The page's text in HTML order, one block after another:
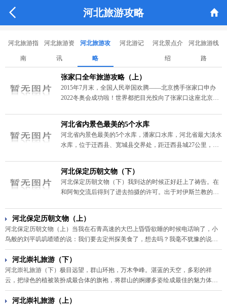
 河北旅游攻略 
河北旅游指
南
河北旅游资
讯
河北旅游攻
略
河北游记 河北景点介
绍
河北旅游线
路
张家口全年旅游攻略（上）
2015年7月末，全国人民举国欢腾——北京携手张家口申办
2022冬奥会成功啦！世界都把目光投向了张家口这座北京的
避暑胜地；冬季白雪皑皑整冬不化，拥有河北乃至北方最优
质的雪场。在冬奥举办地提前开游，体验一下张家口的旅游
魅力吧！
河北省内景色最美的5个水库
河北省内景色最美的5个水库，潘家口水库，河北省最大淡水
水库，位于迁西县、宽城县交界处，距迁西县城27公里，是
河北保定历朝文物（下）
河北保定历朝文物（下）我到达的时候正好赶上了祷告。在
和阿訇交流后得到了进去拍摄的许可。出于对伊斯兰教的尊
河北保定历朝文物（上）
河北保定历朝文物（上）当我在石青高速的大巴上昏昏欲睡的时候电话响了，小
鸟般的刘平叽叽喳喳的说：我们要去定州探美食了，想去吗？我毫不犹豫的说：
想！还有别的吗？有，拍古建。太好了！当地的陈部长说：咱河北保定定州历史
的显着特点，是从唐宋元明清每一个朝代都有其历史建筑。我的眼睛立马又明又
亮。
河北崇礼旅游（下）
河北崇礼旅游（下）极目远望，群山环抱，万木争峰。湛蓝的天空，多彩的祥
云，把绿色的植被装扮成最合体的旗袍，将群山的婀娜多姿绘成最佳的魅力体
态。站着花丛之中，放眼望去，山丹丹花、芍药花、鸡冠花……都会涌入你的眼
帘，令你目不暇接，流连忘返。
河北崇礼旅游（上）